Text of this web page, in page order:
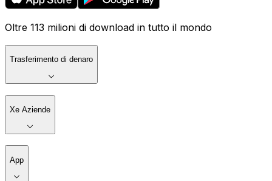
Oltre 113 milioni di download in tutto il mondo
Trasferimento di denaro
Xe Aziende
App